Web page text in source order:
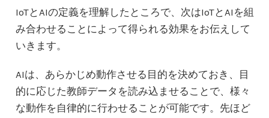
IoTとAIの定義を理解したところで、次はIoTとAIを組
み合わせることによって得られる効果をお伝えして
いきます。
AIは、あらかじめ動作させる目的を決めておき、目
的に応じた教師データを読み込ませることで、様々
な動作を自律的に行わせることが可能です。先ほど